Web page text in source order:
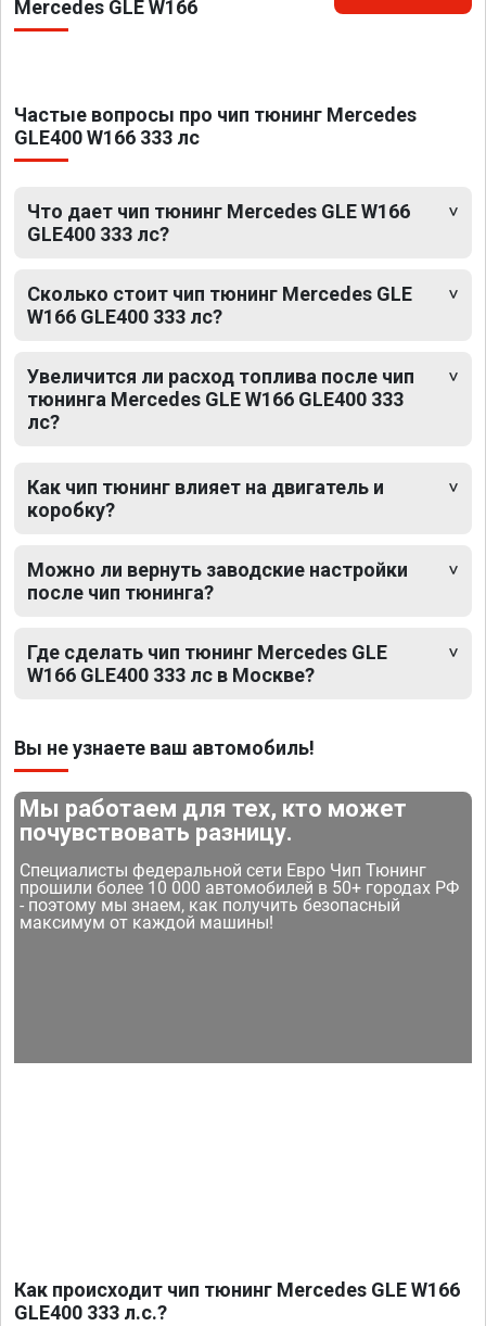
Mercedes GLE W166
Частые вопросы про чип тюнинг Mercedes
GLE400 W166 333 лс
Что дает чип тюнинг Mercedes GLE W166
GLE400 333 лс?
Сколько стоит чип тюнинг Mercedes GLE
W166 GLE400 333 лс?
Увеличится ли расход топлива после чип
тюнинга Mercedes GLE W166 GLE400 333
лс?
Как чип тюнинг влияет на двигатель и
коробку?
Можно ли вернуть заводские настройки
после чип тюнинга?
Где сделать чип тюнинг Mercedes GLE
W166 GLE400 333 лс в Москве?
Вы не узнаете ваш автомобиль!
Мы работаем для тех, кто может
почувствовать разницу.
Специалисты федеральной сети Евро Чип Тюнинг
прошили более 10 000 автомобилей в 50+ городах РФ
- поэтому мы знаем, как получить безопасный
максимум от каждой машины!
Как происходит чип тюнинг Mercedes GLE W166
GLE400 333 л.с.?